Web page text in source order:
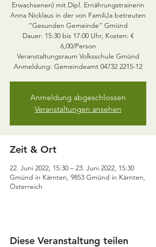
Erwachsenen) mit Dipl. Ernährungstrainerin
Anna Nicklaus in der von FamiliJa betreuten
“Gesunden Gemeinde” Gmünd
Dauer: 15:30 bis 17:00 Uhr, Kosten: €
6,00/Person
Veranstaltungsraum Volksschule Gmünd
Anmeldung: Gemeindeamt 04732 2215-12
Anmeldung abgeschlossen
Veranstaltungen ansehen
Zeit & Ort
22. Juni 2022, 15:30 – 23. Juni 2022, 15:30
Gmünd in Kärnten, 9853 Gmünd in Kärnten,
Österreich
Diese Veranstaltung teilen